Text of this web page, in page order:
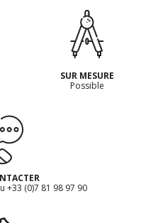
SUR MESURE
Possible
+33 (0)7 81 98 97 90